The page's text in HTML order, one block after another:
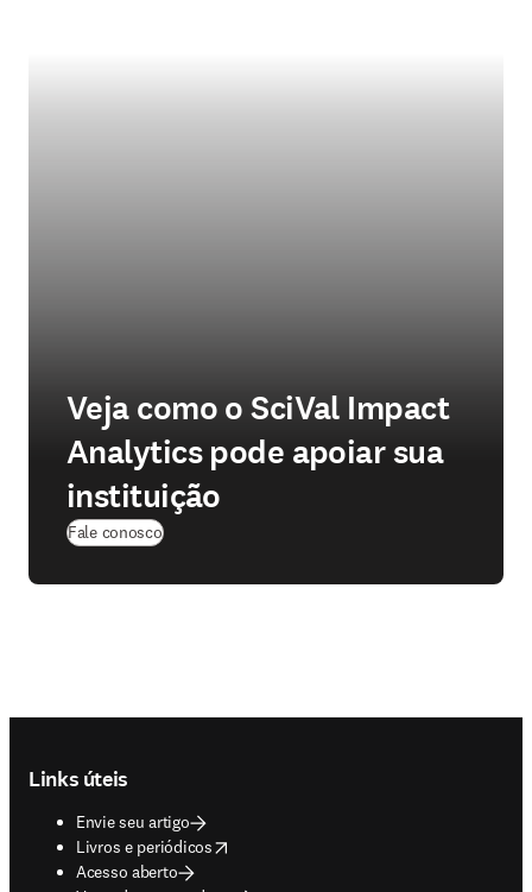
Veja como o SciVal Impact
Analytics pode apoiar sua
instituição
Fale conosco
Links úteis
Envie seu artigo
Livros e periódicos
opens in new tab/window
Acesso aberto